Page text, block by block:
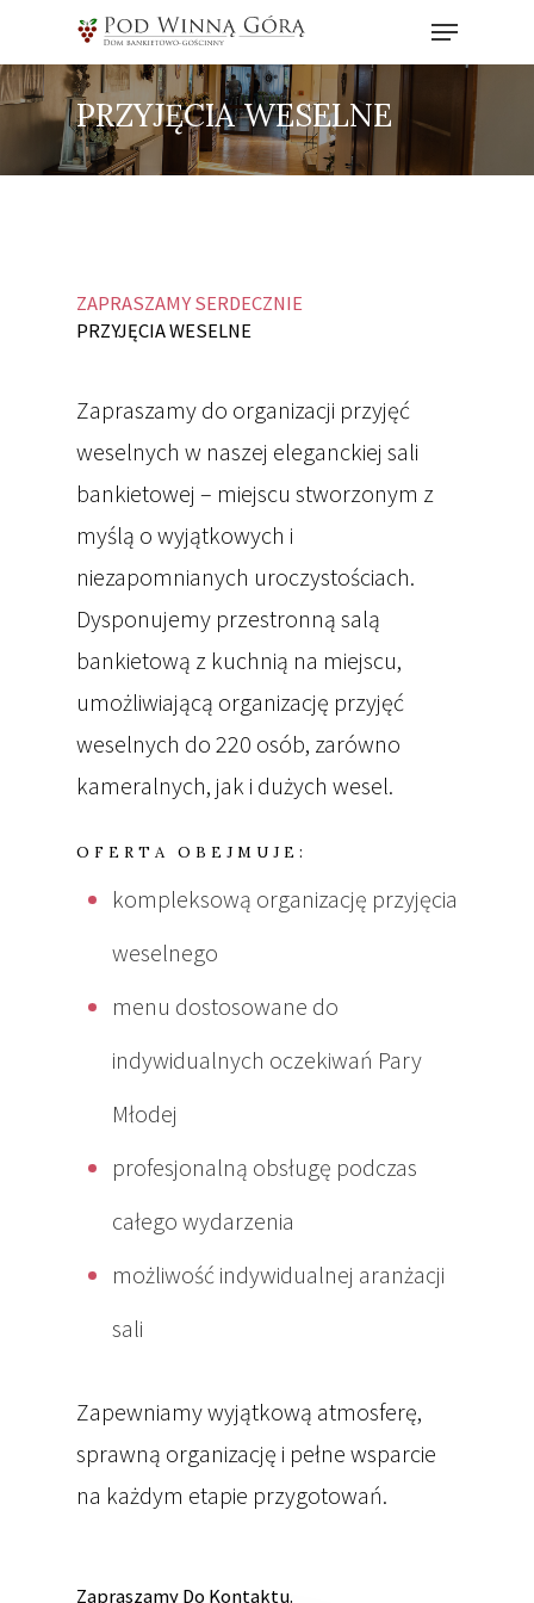
Hit enter to search or ESC to close
PRZYJĘCIA WESELNE
ZAPRASZAMY SERDECZNIE
PRZYJĘCIA WESELNE
Zapraszamy do organizacji przyjęć
weselnych w naszej eleganckiej sali
bankietowej – miejscu stworzonym z
myślą o wyjątkowych i
niezapomnianych uroczystościach.
Dysponujemy przestronną salą
bankietową z kuchnią na miejscu,
umożliwiającą organizację przyjęć
weselnych do 220 osób, zarówno
kameralnych, jak i dużych wesel.
OFERTA OBEJMUJE:
kompleksową organizację przyjęcia
weselnego
menu dostosowane do
indywidualnych oczekiwań Pary
Młodej
profesjonalną obsługę podczas
całego wydarzenia
możliwość indywidualnej aranżacji
sali
Zapewniamy wyjątkową atmosferę,
sprawną organizację i pełne wsparcie
na każdym etapie przygotowań.
Zapraszamy Do Kontaktu.